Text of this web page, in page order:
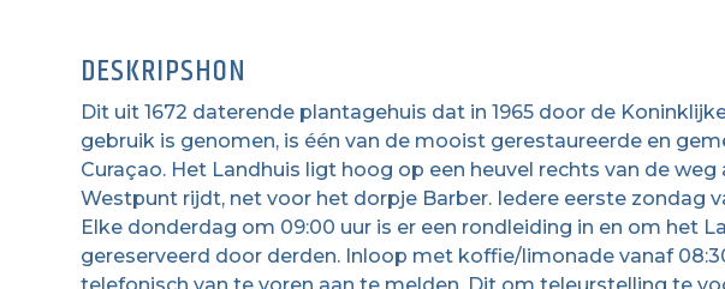
DESKRIPSHON
Dit uit 1672 daterende plantagehuis dat in 1965 door de
gebruik is genomen, is één van de mooist gerestaureerde en
Curaçao. Het Landhuis ligt hoog op een heuvel rechts van de
Westpunt rijdt, net voor het dorpje Barber. Iedere eerste zondag
Elke donderdag om 09:00 uur is er een rondleiding in en om het
gereserveerd door derden. Inloop met koffie/limonade vanaf